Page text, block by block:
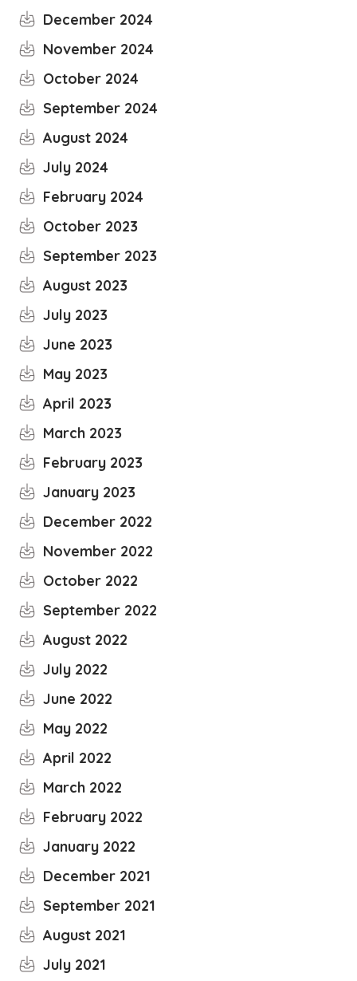
December 2024
November 2024
October 2024
September 2024
August 2024
July 2024
February 2024
October 2023
September 2023
August 2023
July 2023
June 2023
May 2023
April 2023
March 2023
February 2023
January 2023
December 2022
November 2022
October 2022
September 2022
August 2022
July 2022
June 2022
May 2022
April 2022
March 2022
February 2022
January 2022
December 2021
September 2021
August 2021
July 2021